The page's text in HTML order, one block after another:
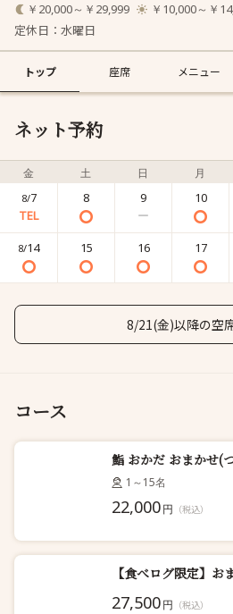
￥20,000～￥29,999 ￥10,000～￥
定休日：水曜日
トップ 座席 メニュー
ネット予約
金 土 日 月
8/7 8 9 10
8/14 15 16 17
8/21(金)以降の空
コース
鮨 おかだ おまかせ(
1～15名
22,000円 （税込）
【食べログ限定】
27,500円 （税込）